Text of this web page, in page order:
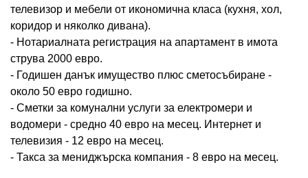
телевизор и мебели от икономична класа (кухня, хол,
коридор и няколко дивана).
- Нотариалната регистрация на апартамент в имота
струва 2000 евро.
- Годишен данък имущество плюс сметосъбиране -
около 50 евро годишно.
- Сметки за комунални услуги за електромери и
водомери - средно 40 евро на месец. Интернет и
телевизия - 12 евро на месец.
- Такса за мениджърска компания - 8 евро на месец.